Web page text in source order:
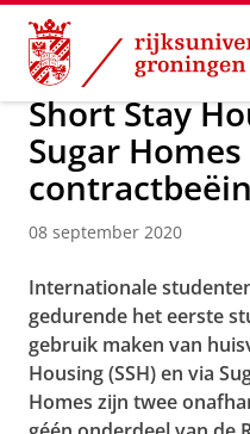
Skip
Content
Skip
Navigation
Over ons Actueel
Short Stay
Sugar Homes
08 september 2020
Internationale
gedurende het eerste
gebruik maken van
Housing (SSH) en via
Homes zijn twee